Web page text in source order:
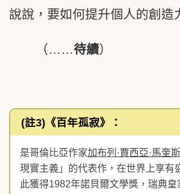
說說，要如何提升個人的創造
（……待續）
(註3)《百年孤寂》：
是哥倫比亞作家加布列 ·賈西亞 ·馬奎斯
現實主義」的代表作，在世界上享有
此獲得1982年諾貝爾文學獎，瑞典皇